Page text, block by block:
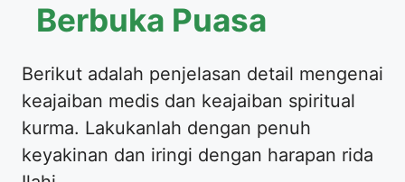
Berbuka Puasa
Berikut adalah penjelasan detail mengenai
keajaiban medis dan keajaiban spiritual
kurma. Lakukanlah dengan penuh
keyakinan dan iringi dengan harapan rida